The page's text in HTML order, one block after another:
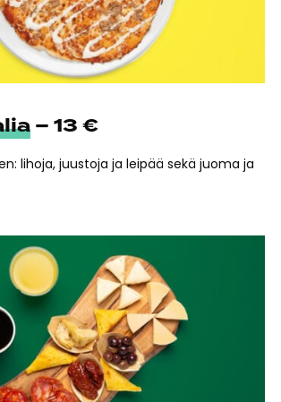
– 13 €
lihoja, juustoja ja leipää sekä juoma ja